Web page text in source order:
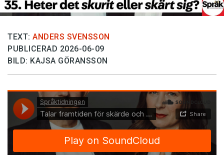
TEXT: ANDERS SVENSSON
PUBLICERAD 2026-06-09
BILD: KAJSA GÖRANSSON